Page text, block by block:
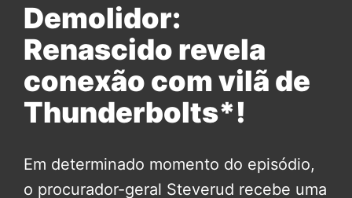
Demolidor:
Renascido revela
conexão com vilã de
Thunderbolts*!
Em determinado momento do episódio,
o procurador-geral Steverud recebe uma